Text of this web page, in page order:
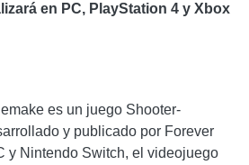
en PC, PlayStation 4 y Xbox
es un juego Shooter-
y publicado por Forever
y Nintendo Switch, el videojuego